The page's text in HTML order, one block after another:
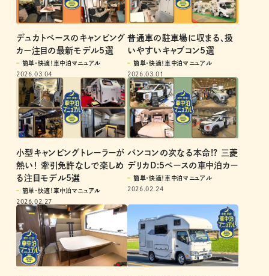
デュカトベースのキャンピング
カー注目の最新モデル5選
簡単・快適！車中泊マニュアル
2026.03.04
普通車の駐車場に収まる、扱
いやすいキャブコン5選
簡単・快適！車中泊マニュアル
2026.03.01
小型キャンピングトレーラーが
熱い！ 牽引免許なしで楽しめ
る注目モデル5選
簡単・快適！車中泊マニュアル
2026.02.27
バンコンの次なる本命!? 三菱
デリカD:5ベースの車中泊カー
簡単・快適！車中泊マニュアル
2026.02.24